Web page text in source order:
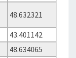
48.632321
43.401142
48.634065